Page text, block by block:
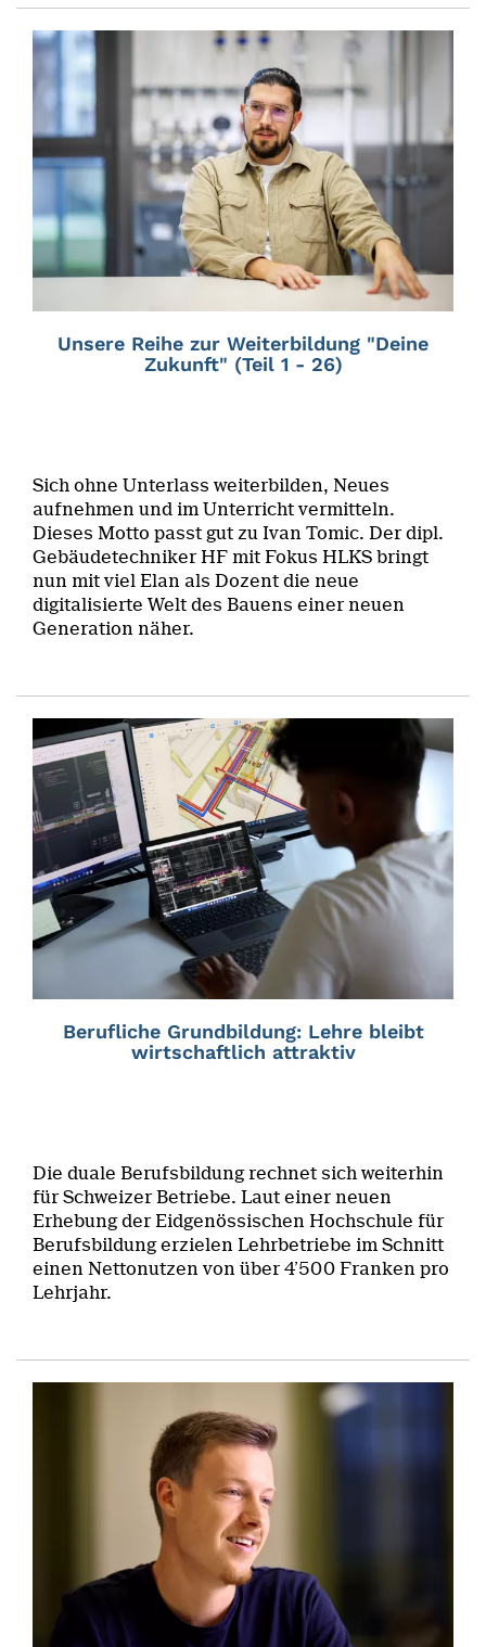
Unsere Reihe zur Weiterbildung "Deine
Zukunft" (Teil 1 - 26)
Sich ohne Unterlass weiterbilden, Neues
aufnehmen und im Unterricht vermitteln.
Dieses Motto passt gut zu Ivan Tomic. Der dipl.
Gebäudetechniker HF mit Fokus HLKS bringt
nun mit viel Elan als Dozent die neue
digitalisierte Welt des Bauens einer neuen
Generation näher.
Berufliche Grundbildung: Lehre bleibt
wirtschaftlich attraktiv
Die duale Berufsbildung rechnet sich weiterhin
für Schweizer Betriebe. Laut einer neuen
Erhebung der Eidgenössischen Hochschule für
Berufsbildung erzielen Lehrbetriebe im Schnitt
einen Nettonutzen von über 4’500 Franken pro
Lehrjahr.